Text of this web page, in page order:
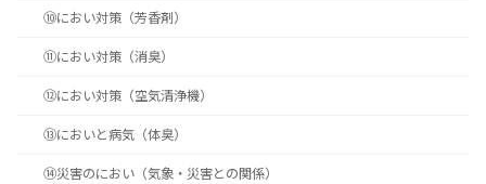
⑩におい対策（芳香剤）
⑪におい対策（消臭）
⑫におい対策（空気清浄機）
⑬においと病気（体臭）
⑭災害のにおい（気象・災害との関係）